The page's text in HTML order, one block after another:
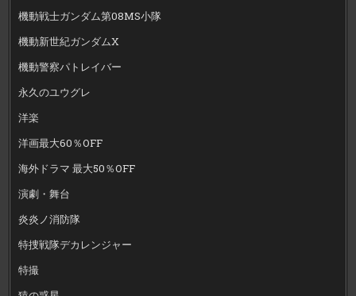
機動戦士ガンダム第08MS小隊
機動新世紀ガンダムX
機動警察パトレイバー
永久のユウグレ
洋楽
洋画最大60％OFF
海外ドラマ 最大50％OFF
演劇・舞台
炎炎ノ消防隊
特捜戦隊デカレンジャー
特撮